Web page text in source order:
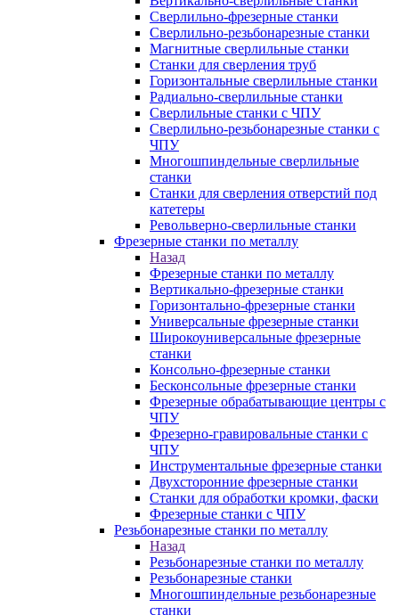
Сверлильно-фрезерные станки
Сверлильно-резьбонарезные станки
Магнитные сверлильные станки
Станки для сверления труб
Горизонтальные сверлильные станки
Радиально-сверлильные станки
Сверлильные станки с ЧПУ
Сверлильно-резьбонарезные станки с
ЧПУ
Многошпиндельные сверлильные
станки
Станки для сверления отверстий под
катетеры
Револьверно-сверлильные станки
Фрезерные станки по металлу
Назад
Фрезерные станки по металлу
Вертикально-фрезерные станки
Горизонтально-фрезерные станки
Универсальные фрезерные станки
Широкоуниверсальные фрезерные
станки
Консольно-фрезерные станки
Бесконсольные фрезерные станки
Фрезерные обрабатывающие центры с
ЧПУ
Фрезерно-гравировальные станки с
ЧПУ
Инструментальные фрезерные станки
Двухсторонние фрезерные станки
Станки для обработки кромки, фаски
Фрезерные станки с ЧПУ
Резьбонарезные станки по металлу
Назад
Резьбонарезные станки по металлу
Резьбонарезные станки
Многошпиндельные резьбонарезные
станки